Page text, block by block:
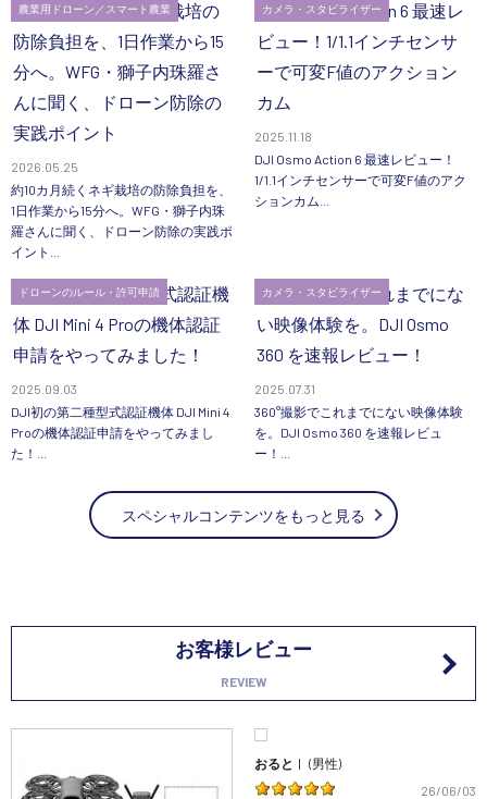
農業用ドローン／スマート農業
2026.05.25
約10カ月続くネギ栽培の防除負担を、
1日作業から15分へ。WFG・獅子内珠
羅さんに聞く、ドローン防除の実践ポ
イント...
カメラ・スタビライザー
2025.11.18
DJI Osmo Action 6 最速レビュー！
1/1.1インチセンサーで可変F値のアク
ションカム...
ドローンのルール・許可申請
2025.09.03
DJI初の第二種型式認証機体 DJI Mini 4
Proの機体認証申請をやってみまし
た！...
カメラ・スタビライザー
2025.07.31
360°撮影でこれまでにない映像体験
を。DJI Osmo 360 を速報レビュ
ー！...
スペシャルコンテンツをもっと見る
お客様レビュー
REVIEW
おると
(男性)
26/06/03